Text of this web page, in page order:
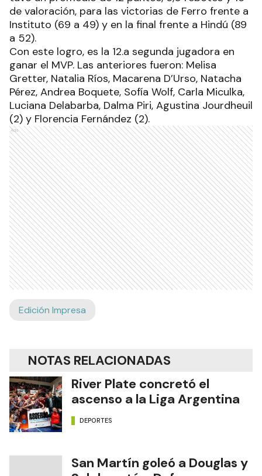
de valoración, para las victorias de Ferro frente a
Instituto (69 a 49) y en la final frente a Hindú (89
a 52).
Con este logro, es la 12.a segunda jugadora en
ganar el MVP. Las anteriores fueron: Melisa
Gretter, Natalia Ríos, Macarena D’Urso, Natacha
Pérez, Andrea Boquete, Sofía Wolf, Carla Miculka,
Luciana Delabarba, Dalma Piri, Agustina Jourdheuil
(2) y Florencia Fernández (2).
Ads
Edición Impresa
NOTAS RELACIONADAS
River Plate concretó el
ascenso a la Liga Argentina
DEPORTES
San Martín goleó a Douglas y